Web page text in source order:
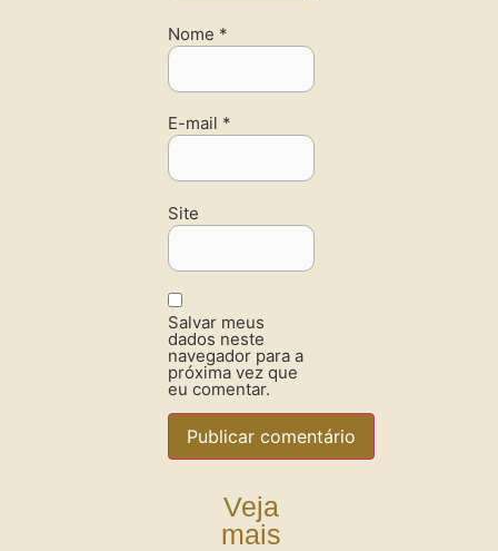
Nome *
E-mail *
Site
Salvar meus
dados neste
navegador para a
próxima vez que
eu comentar.
Veja
mais